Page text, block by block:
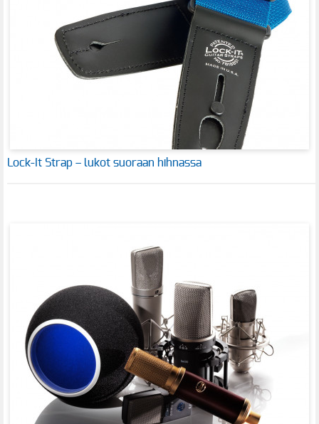
Lock-It Strap – lukot suoraan hihnassa